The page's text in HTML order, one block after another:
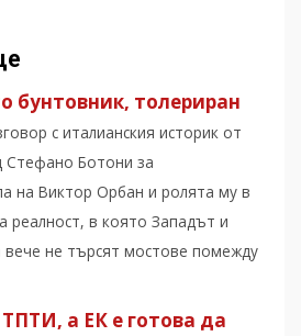
бунтовник, толериран
с италианския историк от
Стефано Ботони за
на Виктор Орбан и ролята му в
реалност, в която Западът и
вече не търсят мостове помежду
а ЕК е готова да